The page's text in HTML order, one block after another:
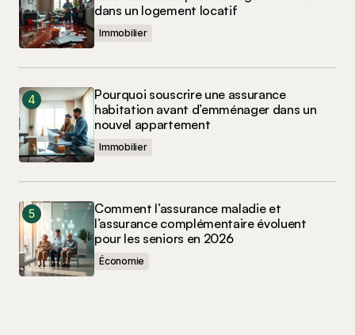
dans un logement locatif
Immobilier
Pourquoi souscrire une assurance
habitation avant d’emménager dans un
nouvel appartement
Immobilier
Comment l’assurance maladie et
l’assurance complémentaire évoluent
pour les seniors en 2026
Économie